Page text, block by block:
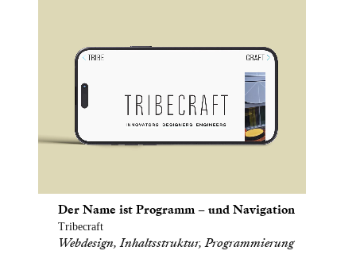
Der Name ist Programm – und Navigation
Tribecraft
Webdesign, Inhaltsstruktur, Programmierung